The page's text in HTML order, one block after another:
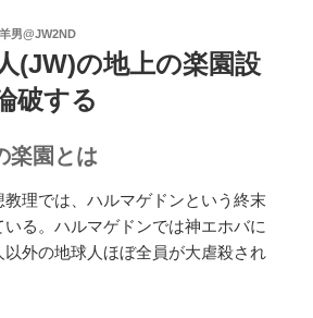
男@JW2ND
(JW)の地上の楽園設
破する
楽園とは
理では、ハルマゲドンという終末
る。ハルマゲドンでは神エホバに
以外の地球人ほぼ全員が大虐殺され